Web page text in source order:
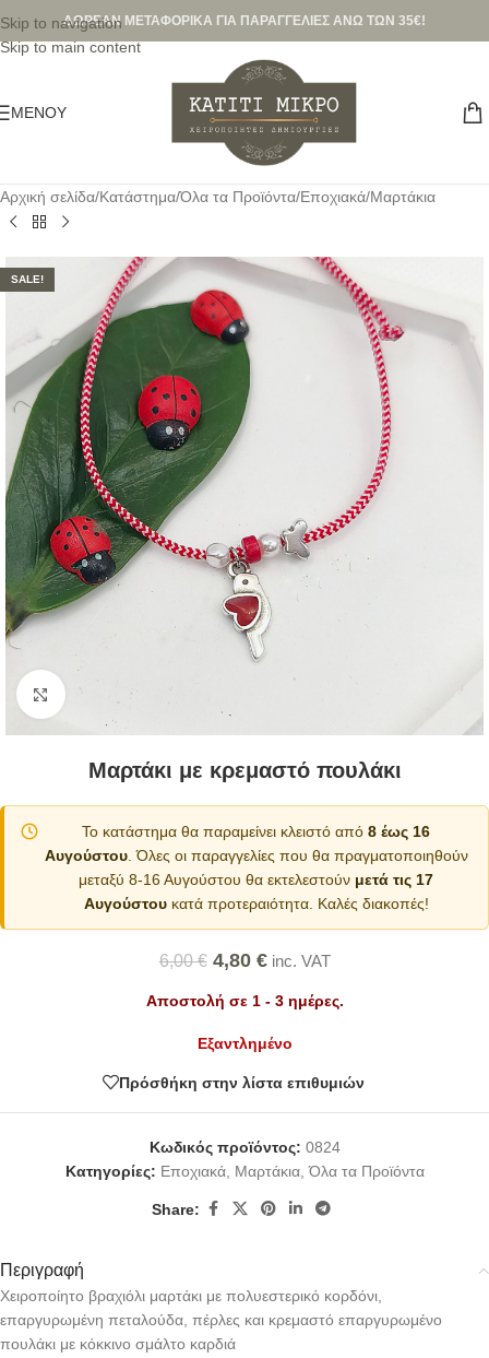
Skip to navigation
Skip to main content
ΔΩΡΕΑΝ ΜΕΤΑΦΟΡΙΚΑ ΓΙΑ ΠΑΡΑΓΓΕΛΙΕΣ ΑΝΩ ΤΩΝ 35€!
ΜΕΝΟΎ
Αρχική σελίδα/Κατάστημα/Όλα τα Προϊόντα/Εποχιακά/Μαρτάκια
SALE!
Κλικ για μεγέθυνση
Μαρτάκι με κρεμαστό πουλάκι
Το κατάστημα θα παραμείνει κλειστό από 8 έως 16
Αυγούστου. Όλες οι παραγγελίες που θα πραγματοποιηθούν
μεταξύ 8-16 Αυγούστου θα εκτελεστούν μετά τις 17
Αυγούστουκατά προτεραιότητα. Καλές διακοπές!
6,00€ 4,80 €inc. VAT
Αποστολή σε 1 - 3 ημέρες.
Εξαντλημένο
Πρόσθήκη στην λίστα επιθυμιών
Κωδικός προϊόντος: 0824
Κατηγορίες: Εποχιακά, Μαρτάκια, Όλα τα Προϊόντα
Share:
Περιγραφή
Χειροποίητο βραχιόλι μαρτάκι με πολυεστερικό κορδόνι,
επαργυρωμένη πεταλούδα, πέρλες και κρεμαστό επαργυρωμένο
πουλάκι με κόκκινο σμάλτο καρδιά